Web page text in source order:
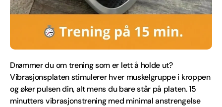
Drømmer du om trening som er lett å holde ut?
Vibrasjonsplaten stimulerer hver muskelgruppe i kroppen
og øker pulsen din, alt mens du bare står på platen. 15
minutters vibrasjonstrening med minimal anstrengelse